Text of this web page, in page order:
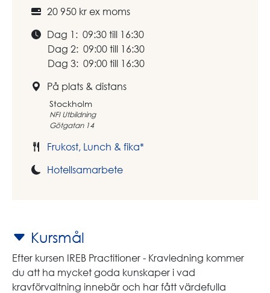
20 950 kr ex moms
Dag 1: 09:30 till 16:30
Dag 2: 09:00 till 16:30
Dag 3: 09:00 till 16:30
På plats & distans
Stockholm
NFI Utbildning
Götgatan 14
Frukost, Lunch & fika*
Hotellsamarbete
Kursmål
Efter kursen IREB Practitioner - Kravledning kommer
du att ha mycket goda kunskaper i vad
kravförvaltning innebär och har fått värdefulla